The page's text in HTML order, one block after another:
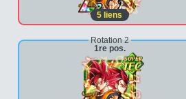
5 liens
Rotation 2
1re pos.